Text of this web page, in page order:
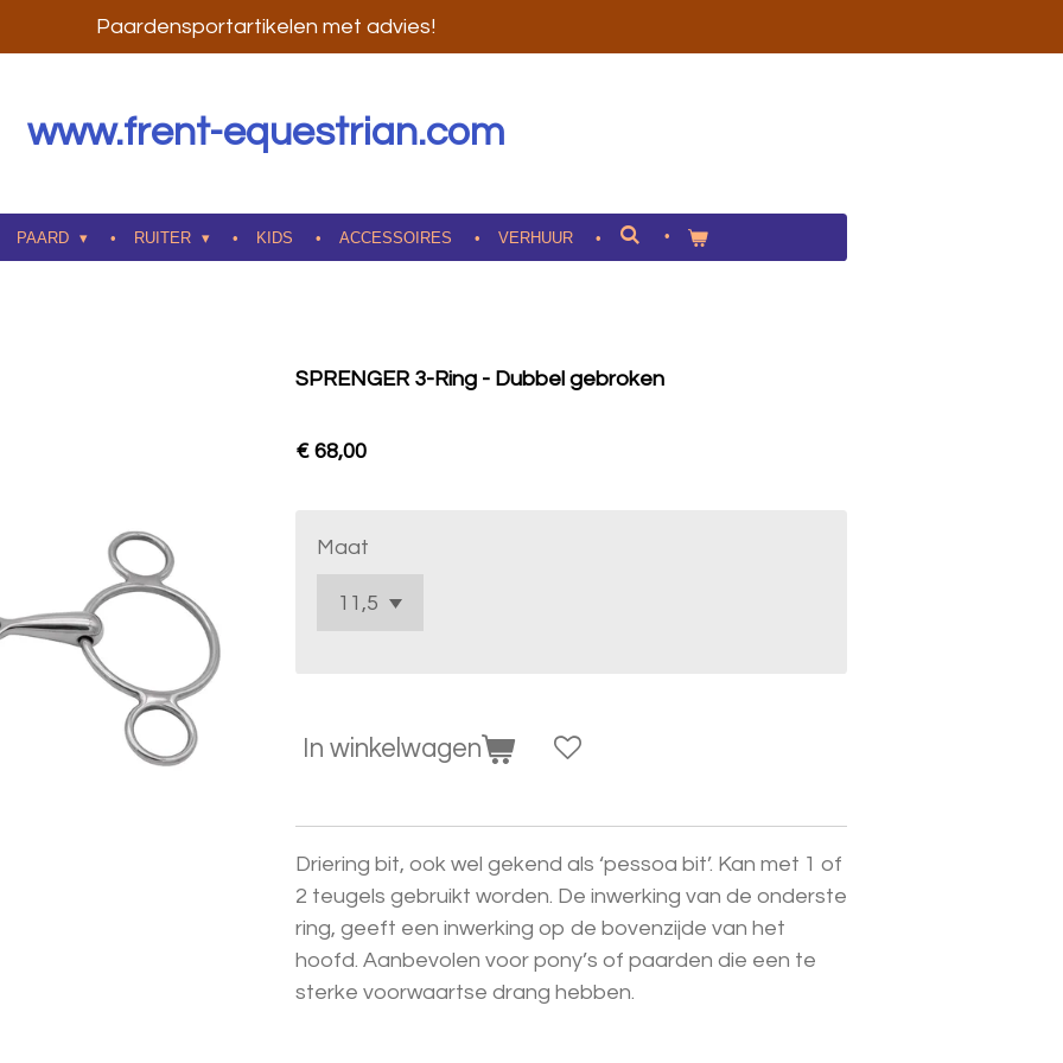
Paardensportartikelen met advies!
www.frent-equestrian.com
PAARD RUITER KIDS ACCESSOIRES VERHUUR
SPRENGER 3-Ring - Dubbel gebroken
€ 68,00
Maat
In winkelwagen
Driering bit, ook wel gekend als ‘pessoa bit’. Kan met 1 of
2 teugels gebruikt worden. De inwerking van de onderste
ring, geeft een inwerking op de bovenzijde van het
hoofd. Aanbevolen voor pony’s of paarden die een te
sterke voorwaartse drang hebben.